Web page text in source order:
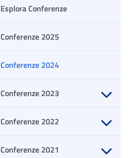
Esplora Conferenze
Conferenze 2025
Conferenze 2024
Conferenze 2023
Apri sottomenu
Conferenze 2022
Apri sottomenu
Conferenze 2021